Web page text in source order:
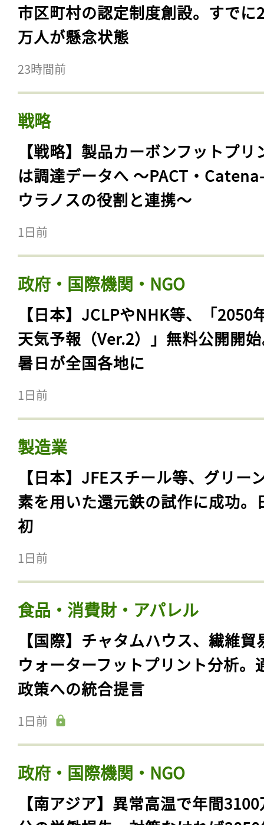
市区町村の認定制度創設。すでに
万人が懸念状態
23時間前
戦略
【戦略】製品カーボンフットプリ
は調達データへ 〜PACT・
ウラノスの役割と連携〜
1日前
政府・国際機関・NGO
【日本】JCLPやNHK等、「2050
天気予報（Ver.2）」無料公開開
暑日が全国各地に
1日前
製造業
【日本】JFEスチール等、グリー
素を用いた還元鉄の試作に成功。
初
1日前
食品・消費財・アパレル
【国際】チャタムハウス、繊維貿
ウォーターフットプリント分析。
政策への統合提言
1日前
政府・国際機関・NGO
【南アジア】異常高温で年間